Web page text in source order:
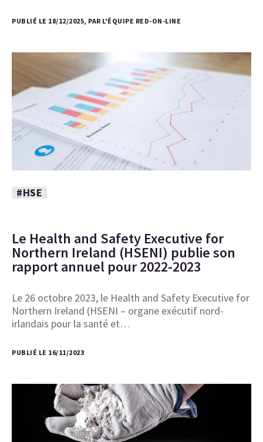
PUBLIÉ LE 18/12/2025, PAR L'ÉQUIPE RED-ON-LINE
#HSE
Le Health and Safety Executive for
Northern Ireland (HSENI) publie son
rapport annuel pour 2022-2023
Le 26 octobre 2023, le Health and Safety Executive for
Northern Ireland (HSENI – organe exécutif nord-
irlandais pour la santé et…
PUBLIÉ LE 16/11/2023